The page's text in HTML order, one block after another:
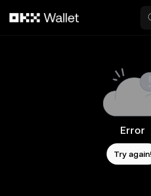
Error
Try again!